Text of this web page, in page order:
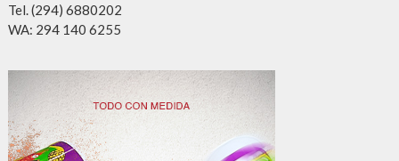
Tel. (294) 6880202
WA: 294 140 6255